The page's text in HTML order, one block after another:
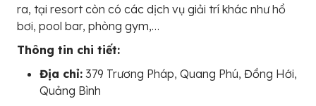
ra, tại resort còn có các dịch vụ giải trí khác như hồ
bơi, pool bar, phòng gym,…
Thông tin chi tiết:
Địa chỉ: 379 Trương Pháp, Quang Phú, Đồng Hới,
Quảng Bình